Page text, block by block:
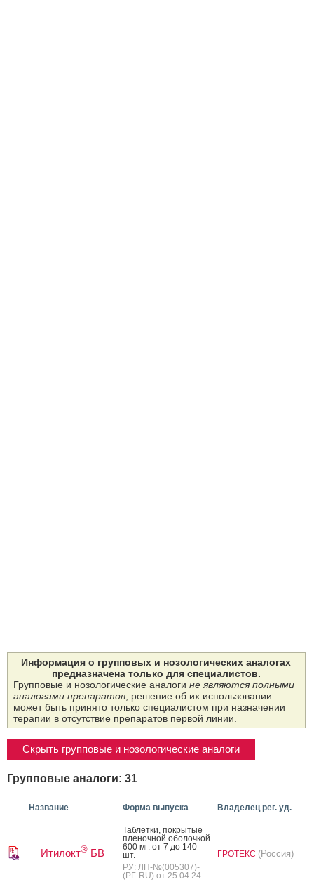
Информация о групповых и нозологических аналогах
предназначена только для специалистов.
Групповые и нозологические аналоги не являются полными
аналогами препаратов, решение об их использовании
может быть принято только специалистом при назначении
терапии в отсутствие препаратов первой линии.
Скрыть групповые и нозологические аналоги
Групповые аналоги: 31
Название Форма выпуска Владелец рег. уд.
Итилокт®БВ
Таб­летки, пок­ры­тые
пле­ноч­ной обо­лоч­кой
600 мг: от 7 до 140
шт.
РУ: ЛП-№(005307)-
(РГ-RU) от 25.04.24
ГРОТЕКС (Россия)